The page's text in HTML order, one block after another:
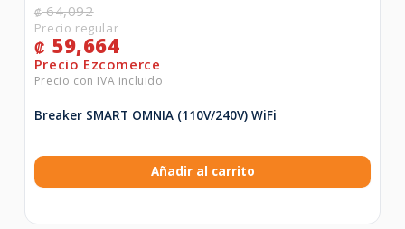
₡64,092
₡ 59,664
Breaker SMART OMNIA (110V/240V) WiFi
Añadir al carrito